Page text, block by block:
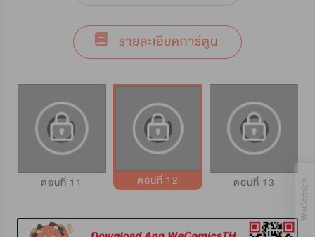
รายละเอียดการ์ตูน
ตอนที่ 11 ตอนที่ 12 ตอนที่ 13